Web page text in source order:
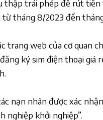
thập trái phép để rút
tháng 8/2023 đến
trang web của cơ quan
ký sim điện thoại giá
nạn nhân được xác
nghiệp khởi nghiệp”.